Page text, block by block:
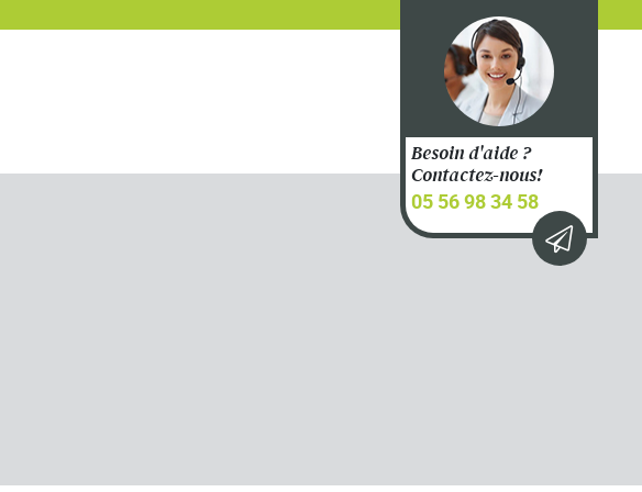
Besoin d'aide ?
Contactez-nous!
05 56 98 34 58